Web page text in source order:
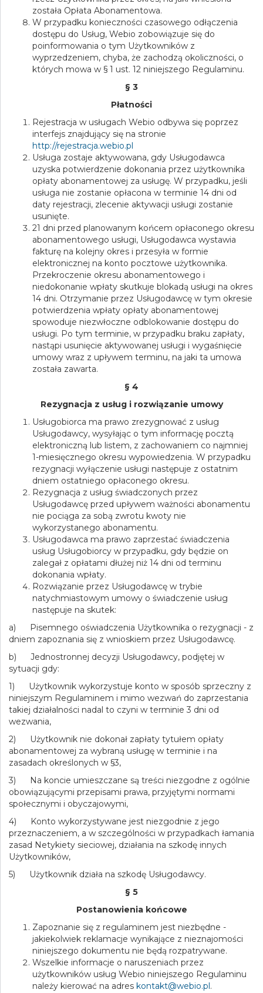
została Opłata Abonamentowa.
W przypadku konieczności czasowego odłączenia
dostępu do Usług, Webio zobowiązuje się do
poinformowania o tym Użytkowników z
wyprzedzeniem, chyba, że zachodzą okoliczności, o
których mowa w § 1 ust. 12 niniejszego Regulaminu.
§ 3
Płatności
Rejestracja w usługach Webio odbywa się poprzez
interfejs znajdujący się na stronie
http://rejestracja.webio.pl
Usługa zostaje aktywowana, gdy Usługodawca
uzyska potwierdzenie dokonania przez użytkownika
opłaty abonamentowej za usługę. W przypadku, jeśli
usługa nie zostanie opłacona w terminie 14 dni od
daty rejestracji, zlecenie aktywacji usługi zostanie
usunięte.
21 dni przed planowanym końcem opłaconego okresu
abonamentowego usługi, Usługodawca wystawia
fakturę na kolejny okres i przesyła w formie
elektronicznej na konto pocztowe użytkownika.
Przekroczenie okresu abonamentowego i
niedokonanie wpłaty skutkuje blokadą usługi na okres
14 dni. Otrzymanie przez Usługodawcę w tym okresie
potwierdzenia wpłaty opłaty abonamentowej
spowoduje niezwłoczne odblokowanie dostępu do
usługi. Po tym terminie, w przypadku braku zapłaty,
nastąpi usunięcie aktywowanej usługi i wygaśnięcie
umowy wraz z upływem terminu, na jaki ta umowa
została zawarta.
§ 4
Rezygnacja z usług i rozwiązanie umowy
Usługobiorca ma prawo zrezygnować z usług
Usługodawcy, wysyłając o tym informację pocztą
elektroniczną lub listem, z zachowaniem co najmniej
1-miesięcznego okresu wypowiedzenia. W przypadku
rezygnacji wyłączenie usługi następuje z ostatnim
dniem ostatniego opłaconego okresu.
Rezygnacja z usług świadczonych przez
Usługodawcę przed upływem ważności abonamentu
nie pociąga za sobą zwrotu kwoty nie
wykorzystanego abonamentu.
Usługodawca ma prawo zaprzestać świadczenia
usług Usługobiorcy w przypadku, gdy będzie on
zalegał z opłatami dłużej niż 14 dni od terminu
dokonania wpłaty.
Rozwiązanie przez Usługodawcę w trybie
natychmiastowym umowy o świadczenie usług
następuje na skutek:
a) Pisemnego oświadczenia Użytkownika o rezygnacji - z
dniem zapoznania się z wnioskiem przez Usługodawcę.
b) Jednostronnej decyzji Usługodawcy, podjętej w
sytuacji gdy:
1) Użytkownik wykorzystuje konto w sposób sprzeczny z
niniejszym Regulaminem i mimo wezwań do zaprzestania
takiej działalności nadal to czyni w terminie 3 dni od
wezwania,
2) Użytkownik nie dokonał zapłaty tytułem opłaty
abonamentowej za wybraną usługę w terminie i na
zasadach określonych w §3,
3) Na koncie umieszczane są treści niezgodne z ogólnie
obowiązującymi przepisami prawa, przyjętymi normami
społecznymi i obyczajowymi,
4) Konto wykorzystywane jest niezgodnie z jego
przeznaczeniem, a w szczególności w przypadkach łamania
zasad Netykiety sieciowej, działania na szkodę innych
Użytkowników,
5) Użytkownik działa na szkodę Usługodawcy.
§ 5
Postanowienia końcowe
Zapoznanie się z regulaminem jest niezbędne -
jakiekolwiek reklamacje wynikające z nieznajomości
niniejszego dokumentu nie będą rozpatrywane.
Wszelkie informacje o naruszeniach przez
użytkowników usług Webio niniejszego Regulaminu
należy kierować na adres kontakt@webio.pl.